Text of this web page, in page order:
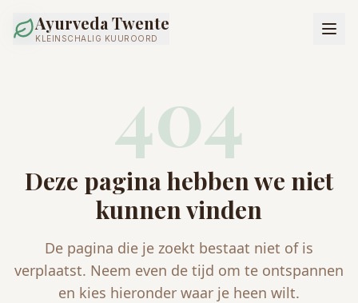
Ayurveda Twente
KLEINSCHALIG KUUROORD
404
Deze pagina hebben we niet
kunnen vinden
De pagina die je zoekt bestaat niet of is
verplaatst. Neem even de tijd om te ontspannen
en kies hieronder waar je heen wilt.